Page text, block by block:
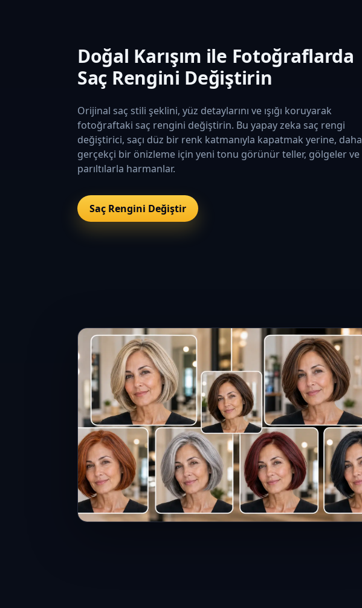
Doğal Karışım ile Fotoğraflarda
Saç Rengini Değiştirin
Orijinal saç stili şeklini, yüz detaylarını ve ışığı koruyarak
fotoğraftaki saç rengini değiştirin. Bu yapay zeka saç rengi
değiştirici, saçı düz bir renk katmanıyla kapatmak yerine, daha
gerçekçi bir önizleme için yeni tonu görünür teller, gölgeler ve
parıltılarla harmanlar.
Saç Rengini Değiştir